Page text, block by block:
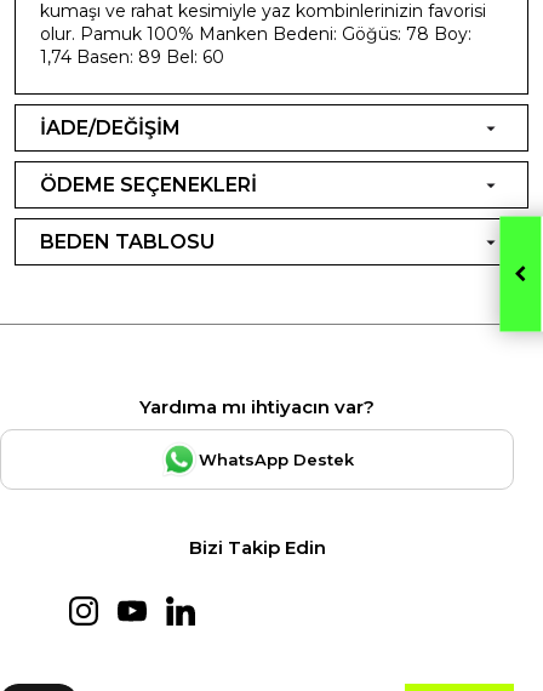
kumaşı ve rahat kesimiyle yaz kombinlerinizin favorisi
olur. Pamuk 100% Manken Bedeni: Göğüs: 78 Boy:
1,74 Basen: 89 Bel: 60
İADE/DEĞİŞİM
ÖDEME SEÇENEKLERİ
BEDEN TABLOSU
Yardıma mı ihtiyacın var?
WhatsApp Destek
Bizi Takip Edin